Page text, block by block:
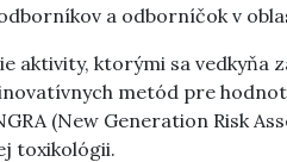
a odborníčok v
aktivity, ktorými sa vedkyňa
metód pre
(New Generation Risk
toxikológii.